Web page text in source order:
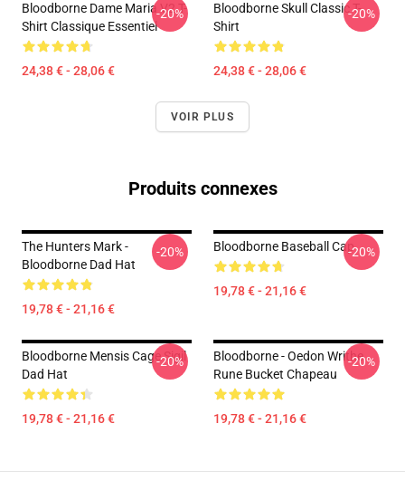
Bloodborne Dame Maria V2 T-
Shirt Classique Essentiel
24,38 € - 28,06 €
-20%
Bloodborne Skull Classic T-
Shirt
24,38 € - 28,06 €
-20%
VOIR PLUS
Produits connexes
The Hunters Mark -
Bloodborne Dad Hat
19,78 € - 21,16 €
-20% Bloodborne Baseball Cap
19,78 € - 21,16 €
-20%
Bloodborne Mensis Cage Sigil
Dad Hat
19,78 € - 21,16 €
-20%
Bloodborne - Oedon Writhe
Rune Bucket Chapeau
19,78 € - 21,16 €
-20%